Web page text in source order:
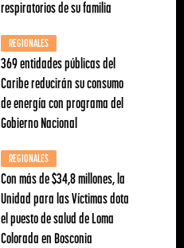
respiratorios de su familia
REGIONALES
369 entidades públicas del
Caribe reducirán su consumo
de energía con programa del
Gobierno Nacional
REGIONALES
Con más de $34,8 millones, la
Unidad para las Víctimas dota
el puesto de salud de Loma
Colorada en Bosconia